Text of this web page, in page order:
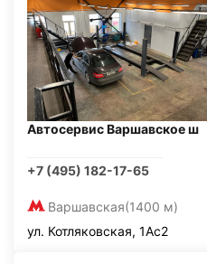
Автосервис Варшавское ш
+7 (495) 182-17-65
Варшавская(1400 м)
ул. Котляковская, 1Ас2